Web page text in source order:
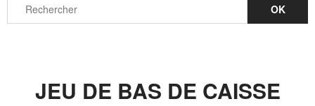
JEU DE BAS DE CAISSE